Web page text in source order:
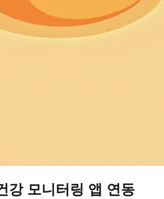
강 모니터링 앱 연동